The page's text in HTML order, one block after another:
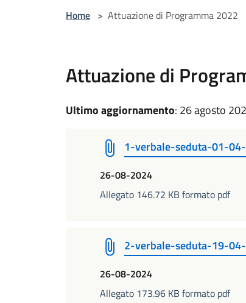
Home > Attuazione di Programma 2022
Attuazione di
Ultimo aggiornamento: 26 agosto
1-verbale-seduta-01-
26-08-2024
Allegato 146.72 KB formato pdf
2-verbale-seduta-19-
26-08-2024
Allegato 173.96 KB formato pdf